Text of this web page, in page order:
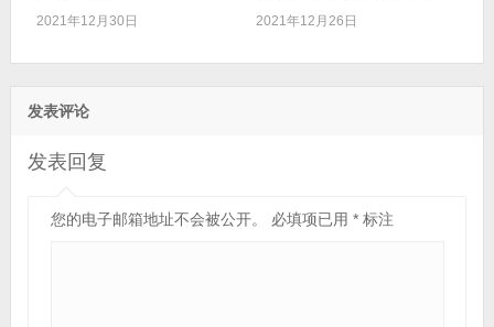
2021年12月30日 2021年12月26日
发表评论
发表回复
您的电子邮箱地址不会被公开。 必填项已用 *标注